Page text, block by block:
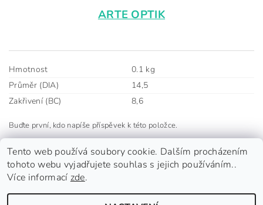
ARTE OPTIK
Hmotnost
0.1 kg
Průměr (DIA)
14,5
Zakřivení (BC)
8,6
Buďte první, kdo napíše příspěvek k této položce.
Přidat komentář
Tento web používá soubory cookie. Dalším procházením
tohoto webu vyjadřujete souhlas s jejich používáním..
Více informací zde.